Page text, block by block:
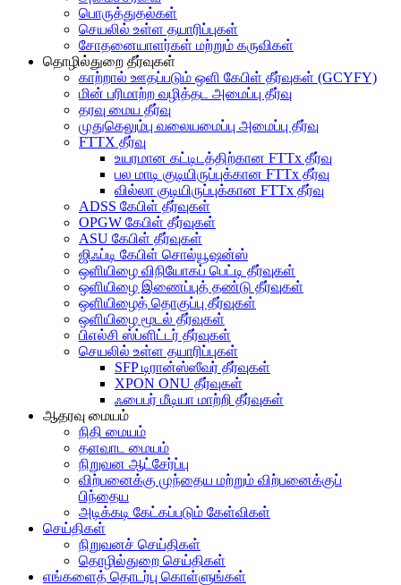
பொருத்துதல்கள்
செயலில் உள்ள தயாரிப்புகள்
சோதனையாளர்கள் மற்றும் கருவிகள்
தொழில்துறை தீர்வுகள்
காற்றால் ஊதப்படும் ஒளி கேபிள் தீர்வுகள் (GCYFY)
மின் பரிமாற்ற வழித்தட அமைப்பு தீர்வு
தரவு மைய தீர்வு
முதுகெலும்பு வலையமைப்பு அமைப்பு தீர்வு
FTTX தீர்வு
உயரமான கட்டிடத்திற்கான FTTx தீர்வு
பல மாடி குடியிருப்புக்கான FTTx தீர்வு
வில்லா குடியிருப்புக்கான FTTx தீர்வு
ADSS கேபிள் தீர்வுகள்
OPGW கேபிள் தீர்வுகள்
ASU கேபிள் தீர்வுகள்
ஜிஃப்டி கேபிள் சொல்யூஷன்ஸ்
ஒளியிழை விநியோகப் பெட்டி தீர்வுகள்
ஒளியிழை இணைப்புத் தண்டு தீர்வுகள்
ஒளியிழைத் தொகுப்பு தீர்வுகள்
ஒளியிழை மூடல் தீர்வுகள்
பிஎல்சி ஸ்ப்ளிட்டர் தீர்வுகள்
செயலில் உள்ள தயாரிப்புகள்
SFP டிரான்ஸ்ஸீவர் தீர்வுகள்
XPON ONU தீர்வுகள்
ஃபைபர் மீடியா மாற்றி தீர்வுகள்
ஆதரவு மையம்
நிதி மையம்
தளவாட மையம்
நிறுவன ஆட்சேர்ப்பு
விற்பனைக்கு முந்தைய மற்றும் விற்பனைக்குப்
பிந்தைய
அடிக்கடி கேட்கப்படும் கேள்விகள்
செய்திகள்
நிறுவனச் செய்திகள்
தொழில்துறை செய்திகள்
எங்களைத் தொடர்பு கொள்ளுங்கள்